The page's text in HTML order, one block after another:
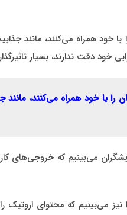
خود همراه می‌کنند، مانند
خود دقت ندارند، بسیار
را با خود همراه می‌کنند، مانند
می‌بینیم که خروجی‌های
می‌بینیم که محتوای اروتیک